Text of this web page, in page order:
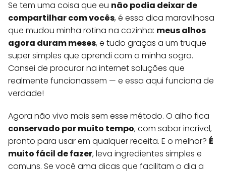
Se tem uma coisa que eu não podia deixar de
compartilhar com vocês, é essa dica maravilhosa
que mudou minha rotina na cozinha: meus alhos
agora duram meses, e tudo graças a um truque
super simples que aprendi com a minha sogra.
Cansei de procurar na internet soluções que
realmente funcionassem — e essa aqui funciona de
verdade!
Agora não vivo mais sem esse método. O alho fica
conservado por muito tempo, com sabor incrível,
pronto para usar em qualquer receita. E o melhor? É
muito fácil de fazer, leva ingredientes simples e
comuns. Se você ama dicas que facilitam o dia a